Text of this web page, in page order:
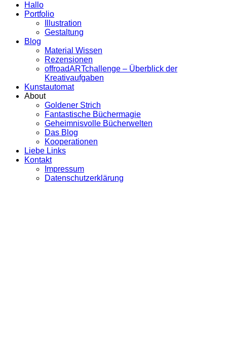
Hallo
Portfolio
Illustration
Gestaltung
Blog
Material Wissen
Rezensionen
offroadARTchallenge – Überblick der
Kreativaufgaben
Kunstautomat
About
Goldener Strich
Fantastische Büchermagie
Geheimnisvolle Bücherwelten
Das Blog
Kooperationen
Liebe Links
Kontakt
Impressum
Datenschutzerklärung